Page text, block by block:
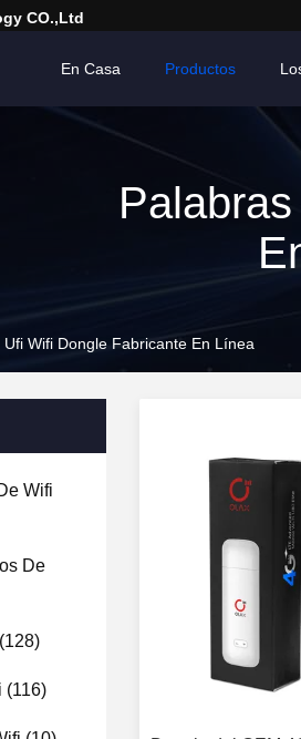
CO.,Ltd
En Casa Productos
Ufi Wifi Dongle Fabricante En Línea
Wifi
De
(128)
(116)